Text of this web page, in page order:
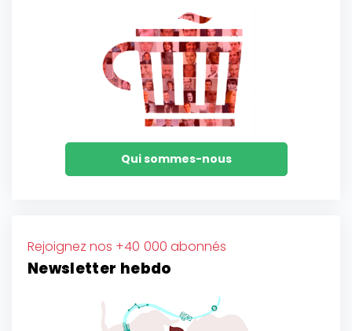
Qui sommes-nous
Rejoignez nos +40 000 abonnés
Newsletter hebdo